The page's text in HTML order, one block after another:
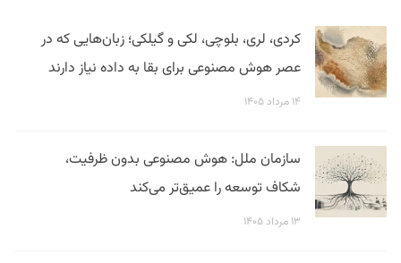
کردی، لری، بلوچی، لکی و گیلکی؛ زبان‌هایی که در
عصر هوش مصنوعی برای بقا به داده نیاز دارند
۱۴ مرداد ۱۴۰۵
سازمان ملل: هوش مصنوعی بدون ظرفیت،
شکاف توسعه را عمیق‌تر می‌کند
۱۳ مرداد ۱۴۰۵